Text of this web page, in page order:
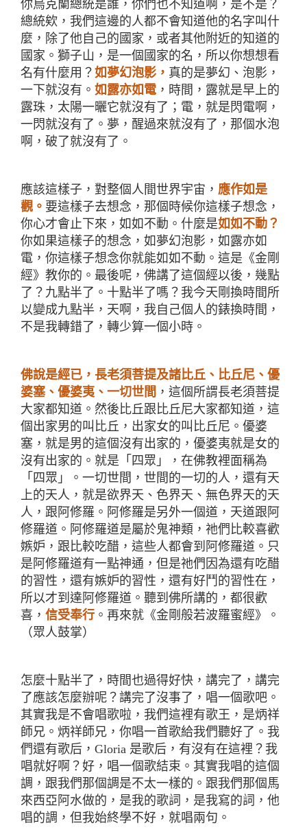
你烏克蘭總統是誰，你們也不知道啊，是不是？
總統欸，我們這邊的人都不會知道他的名字叫什
麼，除了他自己的國家，或者其他附近的知道的
國家。獅子山，是一個國家的名，所以你想想看
名有什麼用？ 如夢幻泡影， 真的是夢幻、泡影，
一下就沒有。 如露亦如電 ，時間，露就是早上的
露珠，太陽一曬它就沒有了；電，就是閃電啊，
一閃就沒有了。夢，醒過來就沒有了，那個水泡
啊，破了就沒有了。
應該這樣子，對整個人間世界宇宙， 應作如是
觀。 要這樣子去想念，那個時候你這樣子想念，
你心才會止下來，如如不動。什麼是如如不動？
你如果這樣子的想念，如夢幻泡影，如露亦如
電，你這樣子想念你就能如如不動。這是《金剛
經》教你的。最後呢，佛講了這個經以後，幾點
了？九點半了。十點半了嗎？我今天剛換時間所
以變成九點半，天啊，我自己個人的錶換時間，
不是我轉錯了，轉少算一個小時。
佛說是經已，長老須菩提及諸比丘、比丘尼、優
婆塞、優婆夷、一切世間 ，這個所謂長老須菩提
大家都知道。然後比丘跟比丘尼大家都知道，這
個出家男的叫比丘，出家女的叫比丘尼。優婆
塞，就是男的這個沒有出家的，優婆夷就是女的
沒有出家的。就是「四眾」，在佛教裡面稱為
「四眾」。一切世間，世間的一切的人，還有天
上的天人，就是欲界天、色界天、無色界天的天
人，跟阿修羅。阿修羅是另外一個道，天道跟阿
修羅道。阿修羅道是屬於鬼神類，祂們比較喜歡
嫉妒，跟比較吃醋，這些人都會到阿修羅道。只
是阿修羅道有一點神通，但是祂們因為還有吃醋
的習性，還有嫉妒的習性，還有好鬥的習性在，
所以才到達阿修羅道。聽到佛所講的，都很歡
喜， 信受奉行 。再來就《金剛般若波羅蜜經》。
（眾人鼓掌）
怎麼十點半了，時間也過得好快，講完了，講完
了應該怎麼辦呢？講完了沒事了，唱一個歌吧。
其實我是不會唱歌啦，我們這裡有歌王，是炳祥
師兄。炳祥師兄，你唱一首歌給我們聽好了。我
們還有歌后， Gloria 是歌后，有沒有在這裡？我
唱就好啊？好，唱一個歌結束。其實我唱的這個
調，跟我們那個調是不太一樣的。跟我們那個馬
來西亞阿水做的，是我的歌詞，是我寫的詞，他
唱的調，但我始終學不好，就唱兩句。